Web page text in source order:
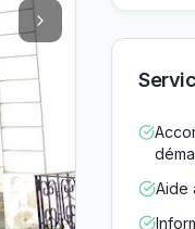
Aide